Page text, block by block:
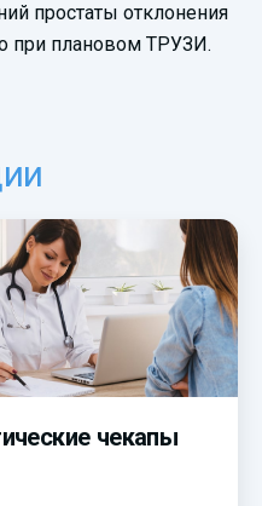
простаты отклонения
при плановом ТРУЗИ.
чекапы